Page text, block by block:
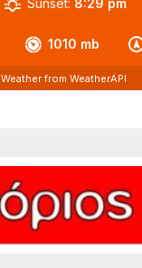
1010 mb
Sunset: 8:29 pm
Weather from WeatherAPI